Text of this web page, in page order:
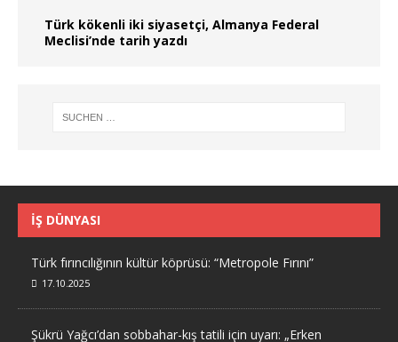
Türk kökenli iki siyasetçi, Almanya Federal
Meclisi’nde tarih yazdı
İŞ DÜNYASI
Türk fırıncılığının kültür köprüsü: “Metropole Fırını”
17.10.2025
Şükrü Yağcı’dan sobbahar-kış tatili için uyarı: „Erken